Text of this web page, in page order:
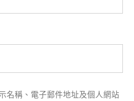
名稱、電子郵件地址及個人網站